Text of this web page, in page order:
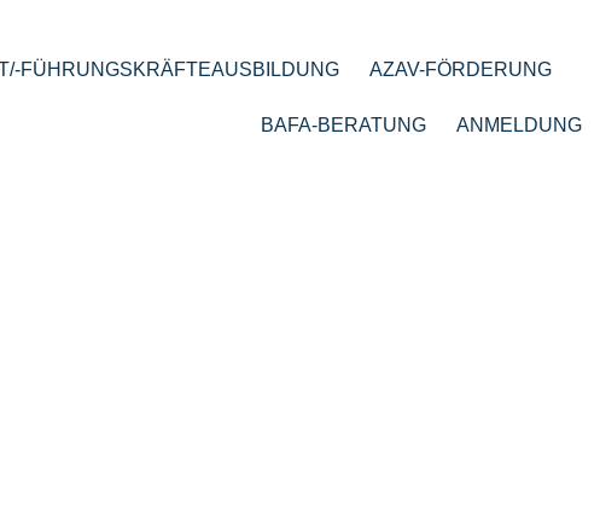
FÜHRUNGSKRÄFTEAUSBILDUNG AZAV-FÖRDERUNG
BAFA-BERATUNG ANMELDUNG